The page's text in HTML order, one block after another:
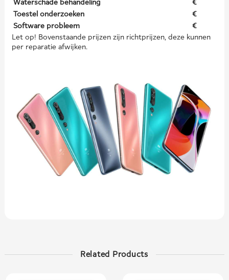
Waterschade behandeling
€
Toestel onderzoeken
€
Software probleem
€
Let op! Bovenstaande prijzen zijn richtprijzen, deze kunnen
per reparatie afwijken.
Related Products